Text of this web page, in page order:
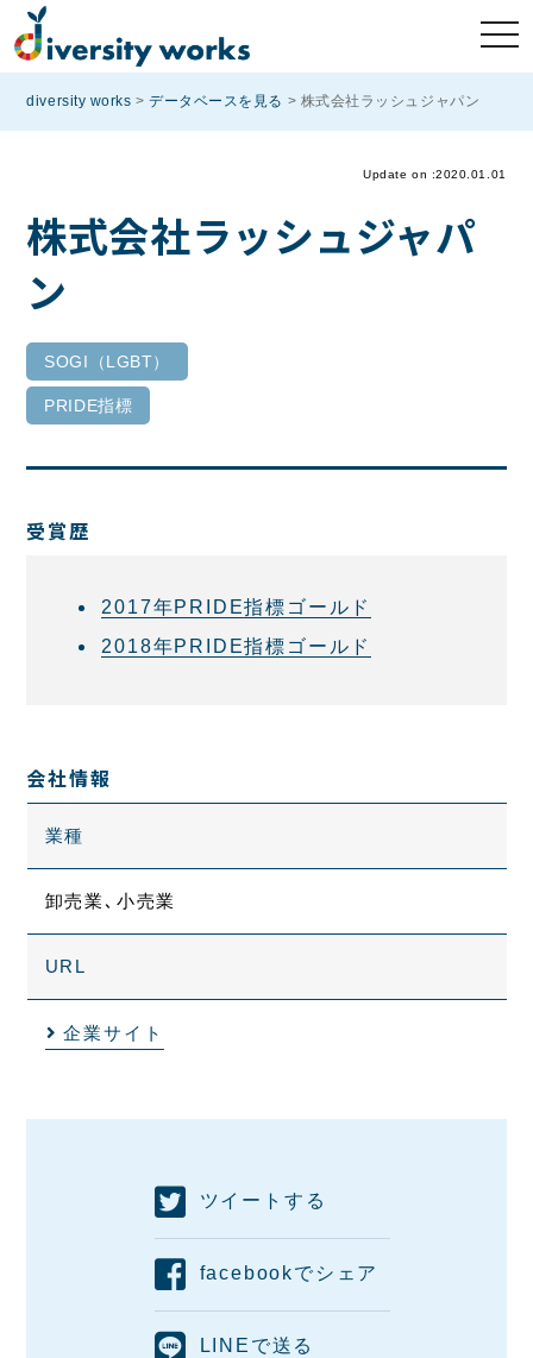
diversity works >データベースを見る > 株式会社ラッシュジャパン
Update on :2020.01.01
株式会社ラッシュジャパ
ン
SOGI（LGBT）
PRIDE指標
受賞歴
2017年PRIDE指標ゴールド
2018年PRIDE指標ゴールド
会社情報
業種
卸売業､小売業
URL
企業サイト
ツイートする
facebookでシェア
LINEで送る